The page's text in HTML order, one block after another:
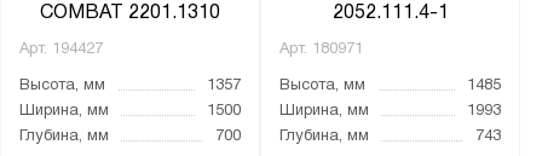
COMBAT 2201.1310
Арт. 194427
Высота, мм
1357
Ширина, мм
1500
Глубина, мм
700
2052.111.4-1
Арт. 180971
Высота, мм
1485
Ширина, мм
1993
Глубина, мм
743